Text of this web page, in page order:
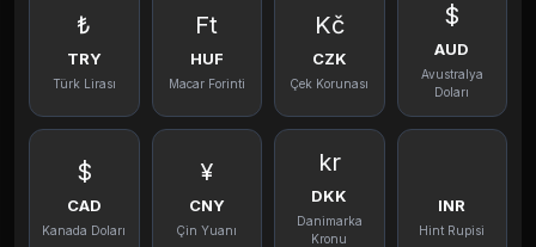
₺
TRY
Türk Lirası
Ft
HUF
Macar Forinti
Kč
CZK
Çek Korunası
$
AUD
Avustralya
Doları
$
CAD
Kanada Doları
¥
CNY
Çin Yuanı
kr
DKK
Danimarka
Kronu
INR
Hint Rupisi